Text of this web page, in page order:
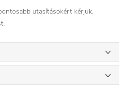
utasításokért kérjük,